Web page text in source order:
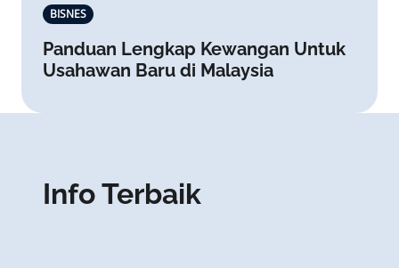
BISNES
Panduan Lengkap Kewangan Untuk
Usahawan Baru di Malaysia
Info Terbaik